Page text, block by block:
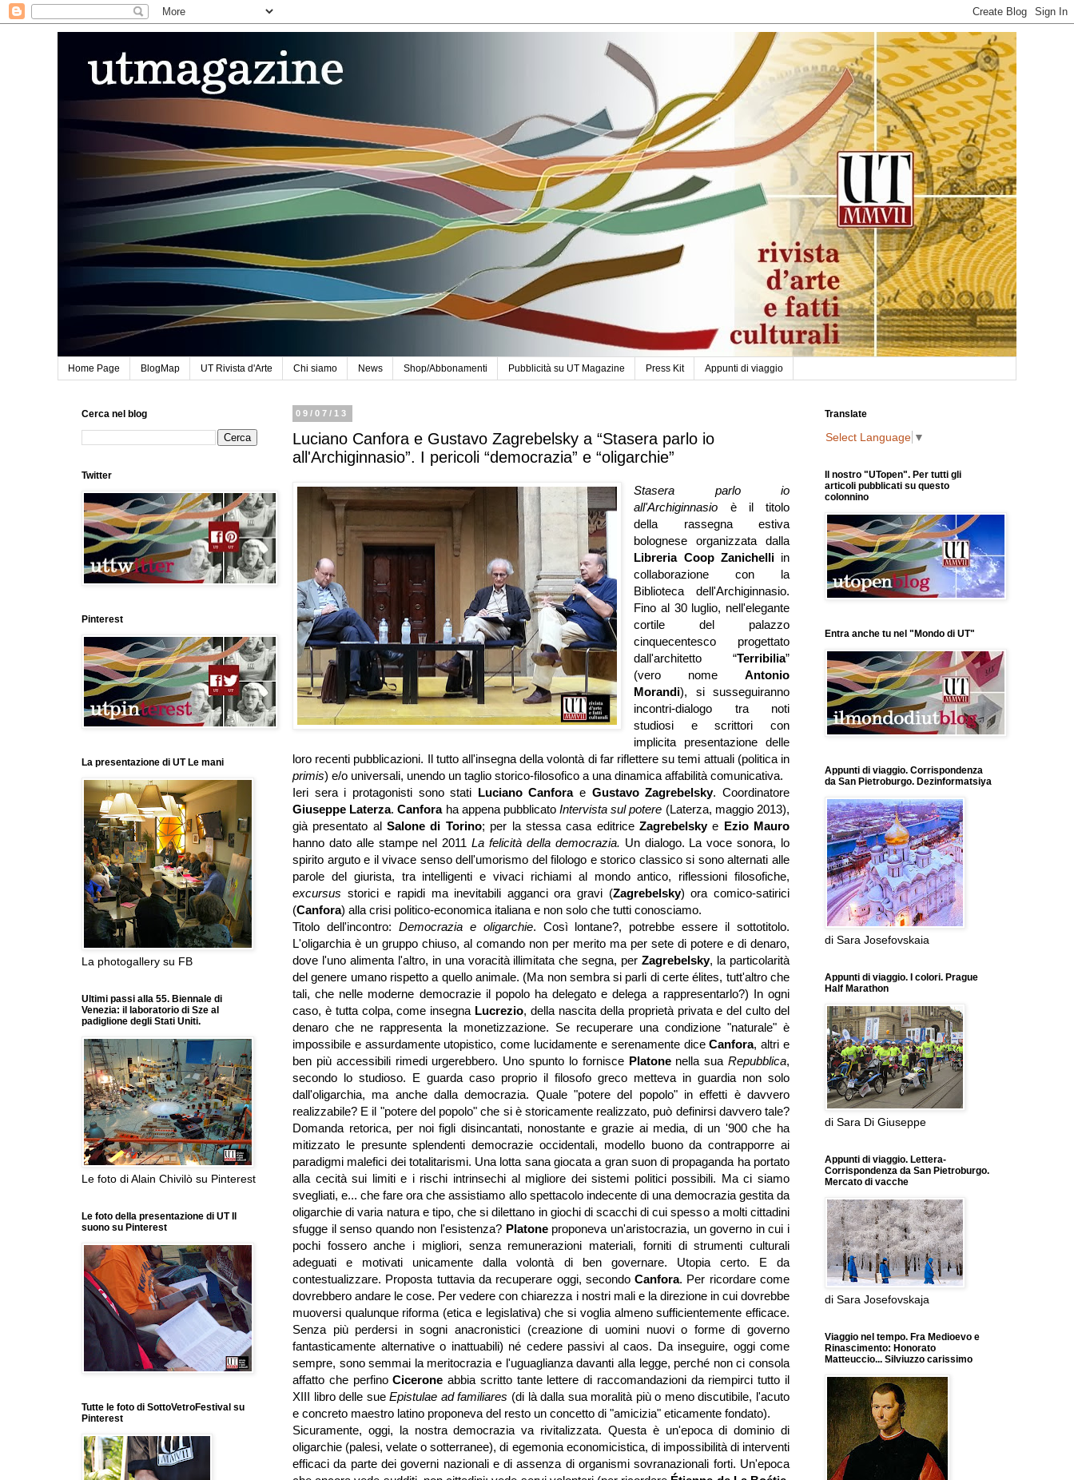
Home Page BlogMap UT Rivista d'Arte Chi siamo News Shop/Abbonamenti Pubblicità su UT Magazine Press Kit Appunti di viaggio
09/07/13
Luciano Canfora e Gustavo Zagrebelsky a “Stasera parlo io
all'Archiginnasio”. I pericoli “democrazia” e “oligarchie”
Stasera parlo io
all'Archiginnasio è il titolo
della rassegna estiva
bolognese organizzata dalla
Libreria Coop Zanichelliin
collaborazione con la
Biblioteca dell'Archiginnasio.
Fino al 30 luglio, nell'elegante
cortile del palazzo
cinquecentesco progettato
dall'architetto “Terribilia”
(vero nome Antonio
Morandi), si susseguiranno
incontri-dialogo tra noti
studiosi e scrittori con
implicita presentazione delle
loro recenti pubblicazioni. Il tutto all'insegna della volontà di far riflettere su temi attuali (politica in
primis) e/o universali, unendo un taglio storico-filosofico a una dinamica affabilità comunicativa.
Ieri sera i protagonisti sono stati Luciano Canforae Gustavo Zagrebelsky. Coordinatore
Giuseppe Laterza.Canforaha appena pubblicatoIntervista sul potere (Laterza, maggio 2013),
già presentato alSalone di Torino; per la stessa casa editrice Zagrebelskye Ezio Mauro
hanno dato alle stampe nel 2011La felicità della democrazia. Un dialogo. La voce sonora, lo
spirito arguto e il vivace senso dell'umorismo del filologo e storico classico si sono alternati alle
parole del giurista, tra intelligenti e vivaci richiami al mondo antico, riflessioni filosofiche,
excursus storici e rapidi ma inevitabili agganci ora gravi (Zagrebelsky) ora comico-satirici
(Canfora) alla crisi politico-economica italiana e non solo che tutti conosciamo.
Titolo dell'incontro: Democrazia e oligarchie. Così lontane?, potrebbe essere il sottotitolo.
L'oligarchia è un gruppo chiuso, al comando non per merito ma per sete di potere e di denaro,
dove l'uno alimenta l'altro, in una voracità illimitata che segna, perZagrebelsky, la particolarità
del genere umano rispetto a quello animale. (Ma non sembra si parli di certe élites, tutt'altro che
tali, che nelle moderne democrazie il popolo ha delegato e delega a rappresentarlo?) In ogni
caso, è tutta colpa, come insegna Lucrezio, della nascita della proprietà privata e del culto del
denaro che ne rappresenta la monetizzazione. Se recuperare una condizione "naturale" è
impossibile e assurdamente utopistico, come lucidamente e serenamente diceCanfora, altri e
ben più accessibili rimedi urgerebbero. Uno spunto lo fornisce Platonenella sua Repubblica,
secondo lo studioso. E guarda caso proprio il filosofo greco metteva in guardia non solo
dall'oligarchia, ma anche dalla democrazia. Quale "potere del popolo" in effetti è davvero
realizzabile? E il "potere del popolo" che si è storicamente realizzato, può definirsi davvero tale?
Domanda retorica, per noi figli disincantati, nonostante e grazie ai media, di un '900 che ha
mitizzato le presunte splendenti democrazie occidentali, modello buono da contrapporre ai
paradigmi malefici dei totalitarismi. Una lotta sana giocata a gran suon di propaganda ha portato
alla cecità sui limiti e i rischi intrinsechi al migliore dei sistemi politici possibili. Ma ci siamo
svegliati, e... che fare ora che assistiamo allo spettacolo indecente di una democrazia gestita da
oligarchie di varia natura e tipo, che si dilettano in giochi di scacchi di cui spesso a molti cittadini
sfugge il senso quando non l'esistenza? Platoneproponeva un'aristocrazia, un governo in cui i
pochi fossero anche i migliori, senza remunerazioni materiali, forniti di strumenti culturali
adeguati e motivati unicamente dalla volontà di ben governare. Utopia certo. E da
contestualizzare. Proposta tuttavia da recuperare oggi, secondoCanfora. Per ricordare come
dovrebbero andare le cose. Per vedere con chiarezza i nostri mali e la direzione in cui dovrebbe
muoversi qualunque riforma (etica e legislativa) che si voglia almeno sufficientemente efficace.
Senza più perdersi in sogni anacronistici (creazione di uomini nuovi o forme di governo
fantasticamente alternative o inattuabili) né cedere passivi al caos. Da inseguire, oggi come
sempre, sono semmai la meritocrazia e l'uguaglianza davanti alla legge, perché non ci consola
affatto che perfinoCicerone abbia scritto tante lettere di raccomandazioni da riempirci tutto il
XIII libro delle sueEpistulae ad familiares (di là dalla sua moralità più o meno discutibile, l'acuto
e concreto maestro latino proponeva del resto un concetto di "amicizia" eticamente fondato).
Sicuramente, oggi, la nostra democrazia va rivitalizzata. Questa è un'epoca di dominio di
oligarchie (palesi, velate o sotterranee), di egemonia economicistica, di impossibilità di interventi
efficaci da parte dei governi nazionali e di assenza di organismi sovranazionali forti. Un'epoca
Cerca nel blog
Twitter
Pinterest
La presentazione di UT Le mani
La photogallery su FB
Ultimi passi alla 55. Biennale di
Venezia: il laboratorio di Sze al
padiglione degli Stati Uniti.
Le foto di Alain Chivilò su Pinterest
Le foto della presentazione di UT Il
suono su Pinterest
Tutte le foto di SottoVetroFestival su
Pinterest
Translate
Select Language ▼
Il nostro "UTopen". Per tutti gli
articoli pubblicati su questo
colonnino
Entra anche tu nel "Mondo di UT"
Appunti di viaggio. Corrispondenza
da San Pietroburgo. Dezinformatsiya
di Sara Josefovskaia
Appunti di viaggio. I colori. Prague
Half Marathon
di Sara Di Giuseppe
Appunti di viaggio. Lettera-
Corrispondenza da San Pietroburgo.
Mercato di vacche
di Sara Josefovskaja
Viaggio nel tempo. Fra Medioevo e
Rinascimento: Honorato
Matteuccio... Silviuzzo carissimo